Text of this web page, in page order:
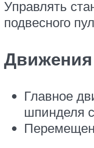
Управлять
подвесного
Движения
Главное
шпинделя